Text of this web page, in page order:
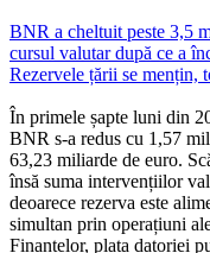
BNR a cheltuit peste 3,5
cursul valutar după ce a
Rezervele țării se mențin,
În primele șapte luni din
BNR s-a redus cu 1,57
63,23 miliarde de euro.
însă suma intervențiilor
deoarece rezerva este
simultan prin operațiuni
Finanțelor, plata datoriei